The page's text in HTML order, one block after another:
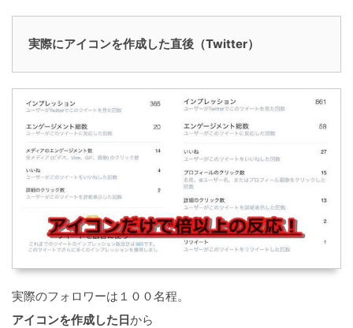
実際にアイコンを作成した直後（Twitter）
実際のフォロワーは１００名程。
アイコンを作成した日から